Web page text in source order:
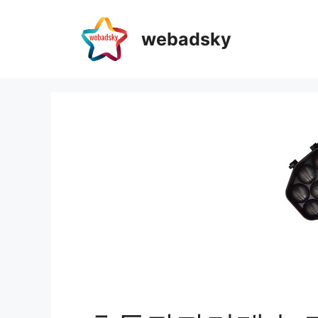
webadsky